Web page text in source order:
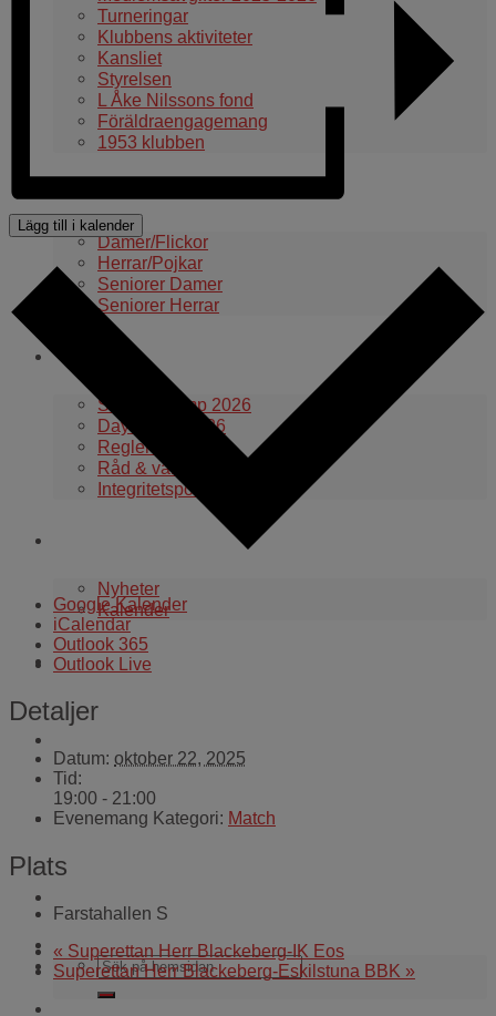
Turneringar
Klubbens aktiviteter
Kansliet
Styrelsen
L Åke Nilssons fond
Föräldraengagemang
1953 klubben
Damer/Flickor
Herrar/Pojkar
Seniorer Damer
Seniorer Herrar
Information
Summercamp 2026
Day Camp 2026
Regler med mera
Råd & vård vid idrottsskador
Integritetspolicy
Nyheter
Kalender
WEBBSHOP
För alla coacher
Lägg till i kalender
Google Kalender
iCalendar
Outlook 365
Outlook Live
Detaljer
Datum: oktober 22, 2025
Tid:
19:00 - 21:00
Evenemang Kategori: Match
Plats
Farstahallen S
« Superettan Herr Blackeberg-IK Eos
Superettan Herr Blackeberg-Eskilstuna BBK »